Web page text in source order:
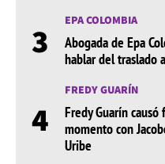
3 EPA COLOMBIA
Abogada de Epa
hablar del traslado
4
FREDY GUARÍN
Fredy Guarín
momento con
Uribe